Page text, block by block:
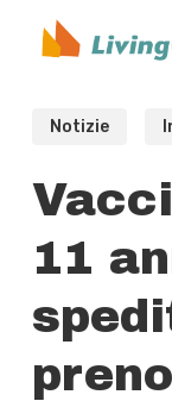
Notizie
11